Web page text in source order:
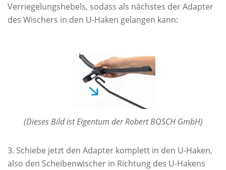
Verriegelungshebels, sodass als nächstes der Adapter
des Wischers in den U-Haken gelangen kann:
(Dieses Bild ist Eigentum der Robert BOSCH GmbH)
Schiebe jetzt den Adapter komplett in den U-Haken,
also den Scheibenwischer in Richtung des U-Hakens